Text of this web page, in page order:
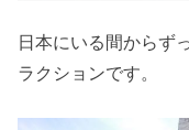
日本にいる間からず
ラクションです。